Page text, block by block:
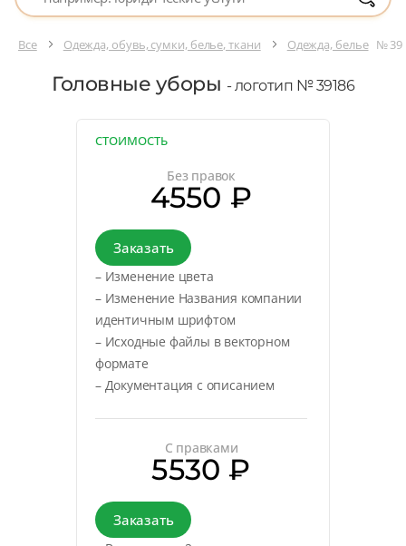
Все Одежда, обувь, сумки, белье, ткани Одежда, белье №
Головные уборы - логотип № 39186
СТОИМОСТЬ
Без правок
4550 ₽
Заказать
– Изменение цвета
– Изменение Названия компании
идентичным шрифтом
– Исходные файлы в векторном
формате
– Документация с описанием
С правками
5530 ₽
Заказать